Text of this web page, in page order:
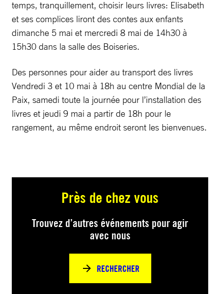
temps, tranquillement, choisir leurs livres: Elisabeth
et ses complices liront des contes aux enfants
dimanche 5 mai et mercredi 8 mai de 14h30 à
15h30 dans la salle des Boiseries.
Des personnes pour aider au transport des livres
Vendredi 3 et 10 mai à 18h au centre Mondial de la
Paix, samedi toute la journée pour l’installation des
livres et jeudi 9 mai a partir de 18h pour le
rangement, au même endroit seront les bienvenues.
Près de chez vous
Trouvez d’autres événements pour agir
avec nous
RECHERCHER